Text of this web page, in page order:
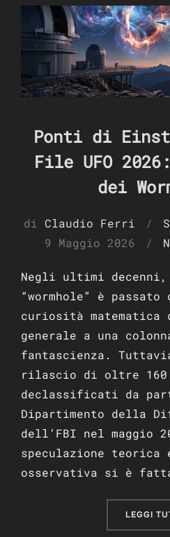
Ponti di
File UFO
dei
di Claudio Ferri
Pubblicato
9 Maggio 2026
Negli ultimi
“wormhole” è
curiosità
generale a una
fantascienza.
rilascio di oltre
declassificati da
Dipartimento della
dell’FBI nel maggio
speculazione teorica
osservativa si è
LEGGI